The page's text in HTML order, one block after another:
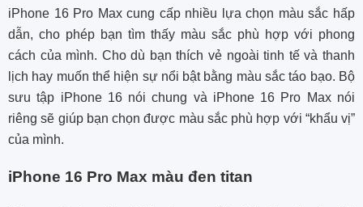
iPhone 16 Pro Max cung cấp nhiều lựa chọn màu sắc hấp
dẫn, cho phép bạn tìm thấy màu sắc phù hợp với phong
cách của mình. Cho dù bạn thích vẻ ngoài tinh tế và thanh
lịch hay muốn thể hiện sự nổi bật bằng màu sắc táo bạo. Bộ
sưu tập iPhone 16 nói chung và iPhone 16 Pro Max nói
riêng sẽ giúp bạn chọn được màu sắc phù hợp với “khẩu vị”
của mình.
iPhone 16 Pro Max màu đen titan